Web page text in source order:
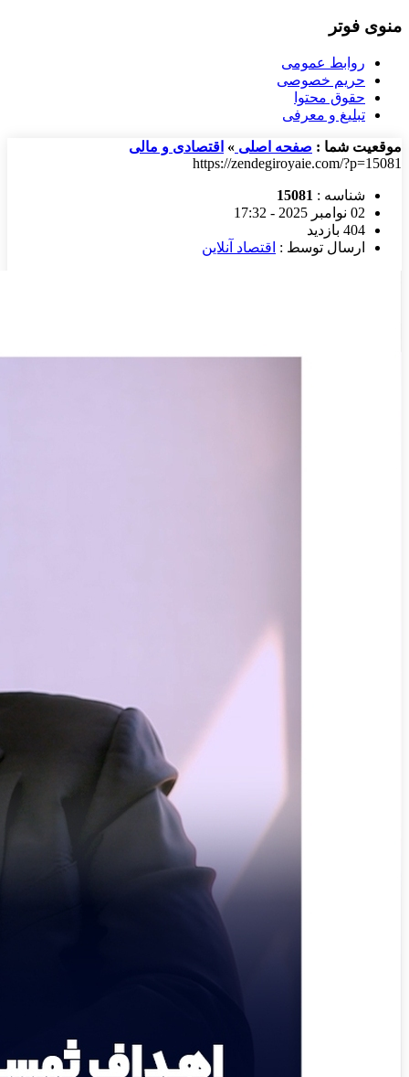
منوی فوتر
روابط عمومی
حریم خصوصی
حقوق محتوا
تبلیغ و معرفی
موقعیت شما : صفحه اصلی » اقتصادی و مالی
https://zendegiroyaie.com/?p=15081
شناسه : 15081
02 نوامبر 2025 - 17:32
404 بازدید
ارسال توسط : اقتصاد آنلاین